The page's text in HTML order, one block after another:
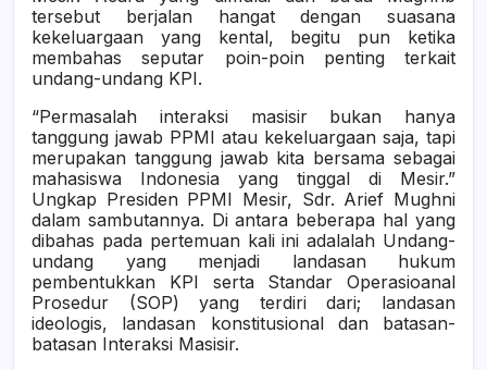
tersebut berjalan hangat dengan suasana
kekeluargaan yang kental, begitu pun ketika
membahas seputar poin-poin penting terkait
undang-undang KPI.
“Permasalah interaksi masisir bukan hanya
tanggung jawab PPMI atau kekeluargaan saja, tapi
merupakan tanggung jawab kita bersama sebagai
mahasiswa Indonesia yang tinggal di Mesir.”
Ungkap Presiden PPMI Mesir, Sdr. Arief Mughni
dalam sambutannya. Di antara beberapa hal yang
dibahas pada pertemuan kali ini adalalah Undang-
undang yang menjadi landasan hukum
pembentukkan KPI serta Standar Operasioanal
Prosedur (SOP) yang terdiri dari; landasan
ideologis, landasan konstitusional dan batasan-
batasan Interaksi Masisir.